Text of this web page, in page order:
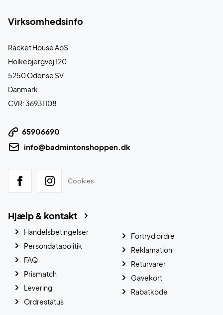
Virksomhedsinfo
Racket House ApS
Holkebjergvej 120
5250 Odense SV
Danmark
CVR: 36931108
65906690
info@badmintonshoppen.dk
Cookies
Hjælp & kontakt
Handelsbetingelser
Persondatapolitik
FAQ
Prismatch
Levering
Ordrestatus
Fortryd ordre
Reklamation
Returvarer
Gavekort
Rabatkode